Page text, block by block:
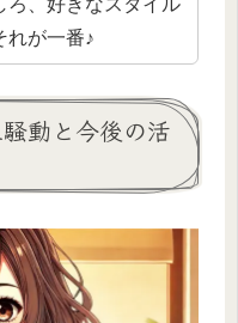
ろ、好きなスタイル
れが一番♪
動と今後の活